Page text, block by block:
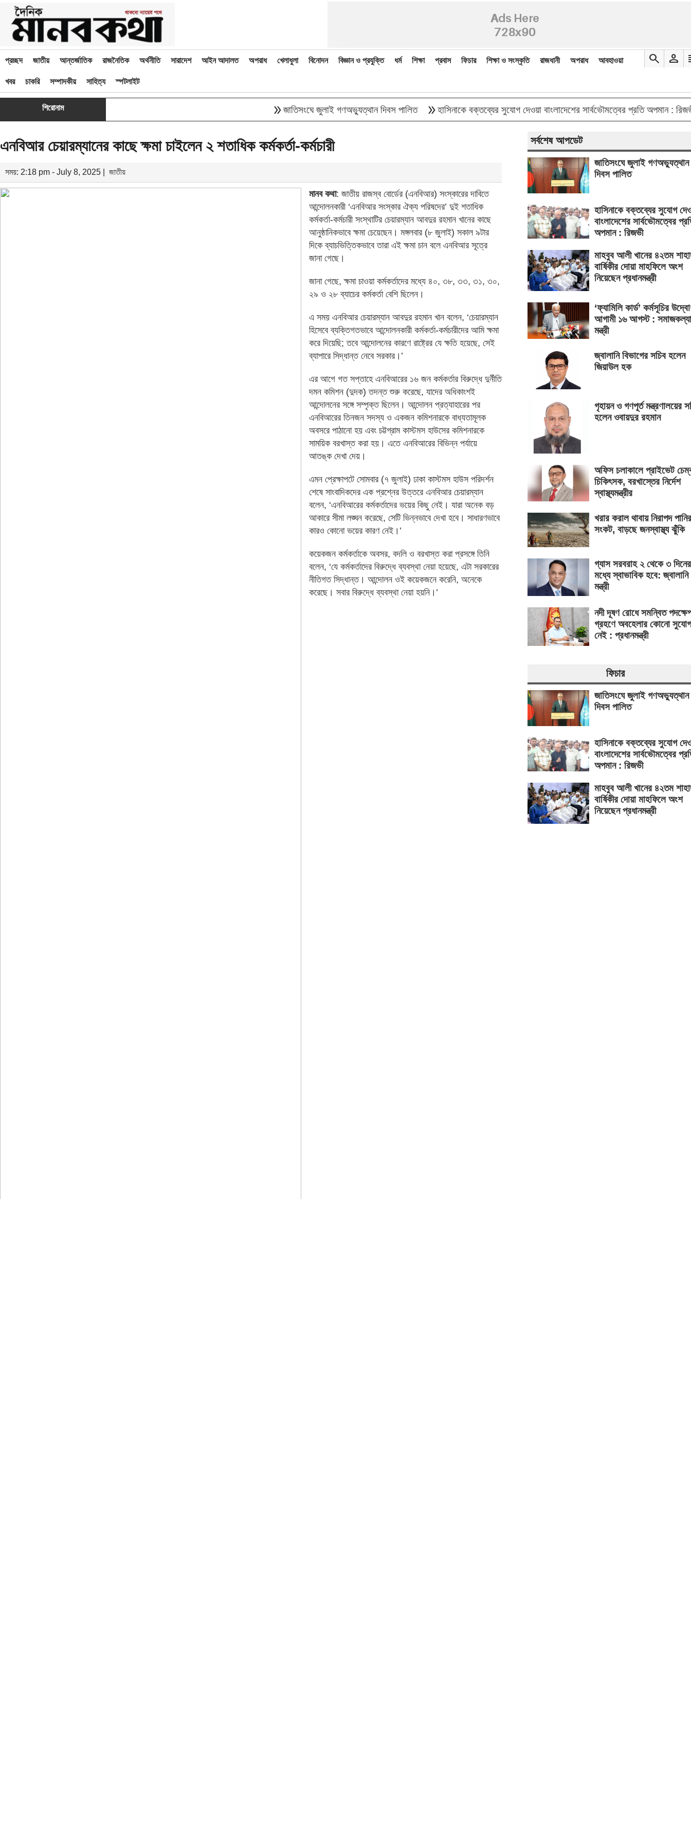
প্রচ্ছদ জাতীয় আন্তর্জাতিক রাজনৈতিক অর্থনীতি সারাদেশ আইন আদালত অপরাধ খেলাধুলা বিনোদন বিজ্ঞান ও প্রযুক্তি ধর্ম শিক্ষা প্রবাস ফিচার শিক্ষা ও সংস্কৃতি রাজধানী অপরাধ আবহাওয়া
খবর চাকরি সম্পাদকীয় সাহিত্য স্পটলাইট
search person
শিরোনাম জাতিসংঘে জুলাই গণঅভ্যুত্থান দিবস পালিত double_arrowহাসিনাকে বক্তব্যের সুযোগ দেওয়া বাংলাদেশের সার্বভৌমত্বের প্রতি অপমান : রিজভী
এনবিআর চেয়ারম্যানের কাছে ক্ষমা চাইলেন ২ শতাধিক কর্মকর্তা-কর্মচারী
সময়: 2:18 pm - July 8, 2025 | জাতীয়
মানব কথা: জাতীয় রাজস্ব বোর্ডের (এনবিআর) সংস্কারের দাবিতে
আন্দোলনকারী ‘এনবিআর সংস্কার ঐক্য পরিষদের’ দুই শতাধিক
কর্মকর্তা-কর্মচারী সংস্থাটির চেয়ারম্যান আবদুর রহমান খানের কাছে
আনুষ্ঠানিকভাবে ক্ষমা চেয়েছেন। মঙ্গলবার (৮ জুলাই) সকাল ৯টার
দিকে ব্যাচভিত্তিকভাবে তারা এই ক্ষমা চান বলে এনবিআর সূত্রে
জানা গেছে।
জানা গেছে, ক্ষমা চাওয়া কর্মকর্তাদের মধ্যে ৪০, ৩৮, ৩৩, ৩১, ৩০,
২৯ ও ২৮ ব্যাচের কর্মকর্তা বেশি ছিলেন।
এ সময় এনবিআর চেয়ারম্যান আবদুর রহমান খান বলেন, ‘চেয়ারম্যান
হিসেবে ব্যক্তিগতভাবে আন্দোলনকারী কর্মকর্তা-কর্মচারীদের আমি ক্ষমা
করে দিয়েছি; তবে আন্দোলনের কারণে রাষ্ট্রের যে ক্ষতি হয়েছে, সেই
ব্যাপারে সিদ্ধান্ত নেবে সরকার।’
এর আগে গত সপ্তাহে এনবিআরের ১৬ জন কর্মকর্তার বিরুদ্ধে দুর্নীতি
দমন কমিশন (দুদক) তদন্ত শুরু করেছে, যাদের অধিকাংশই
আন্দোলনের সঙ্গে সম্পৃক্ত ছিলেন। আন্দোলন প্রত্যাহারের পর
এনবিআরের তিনজন সদস্য ও একজন কমিশনারকে বাধ্যতামূলক
অবসরে পাঠানো হয় এবং চট্টগ্রাম কাস্টমস হাউসের কমিশনারকে
সাময়িক বরখাস্ত করা হয়। এতে এনবিআরের বিভিন্ন পর্যায়ে
আতঙ্ক দেখা দেয়।
এমন প্রেক্ষাপটে সোমবার (৭ জুলাই) ঢাকা কাস্টমস হাউস পরিদর্শন
শেষে সাংবাদিকদের এক প্রশ্নের উত্তরে এনবিআর চেয়ারম্যান
বলেন, ‘এনবিআরের কর্মকর্তাদের ভয়ের কিছু নেই। যারা অনেক বড়
আকারে সীমা লঙ্ঘন করেছে, সেটি ভিন্নভাবে দেখা হবে। সাধারণভাবে
কারও কোনো ভয়ের কারণ নেই।’
কয়েকজন কর্মকর্তাকে অবসর, বদলি ও বরখাস্ত করা প্রসঙ্গে তিনি
বলেন, ‘যে কর্মকর্তাদের বিরুদ্ধে ব্যবস্থা নেয়া হয়েছে, এটা সরকারের
নীতিগত সিদ্ধান্ত। আন্দোলন ওই কয়েকজনে করেনি, অনেকে
করেছে। সবার বিরুদ্ধে ব্যবস্থা নেয়া হয়নি।’
সর্বশেষ আপডেট
জাতিসংঘে জুলাই গণঅভ্যুত্থান
দিবস পালিত
হাসিনাকে বক্তব্যের সুযোগ
বাংলাদেশের সার্বভৌমত্বের
অপমান : রিজভী
মাহবুব আলী খানের ৪২তম
বার্ষিকীর দোয়া মাহফিলে অংশ
নিয়েছেন প্রধানমন্ত্রী
‘ফ্যামিলি কার্ড’ কর্মসূচির
আগামী ১৬ আগস্ট :
মন্ত্রী
জ্বালানি বিভাগের সচিব হলেন
জিয়াউল হক
গৃহায়ন ও গণপূর্ত মন্ত্রণালয়ের
হলেন ওবায়দুর রহমান
অফিস চলাকালে প্রাইভেট
চিকিৎসক, বরখাস্তের নির্দেশ
স্বাস্থ্যমন্ত্রীর
খরার করাল থাবায় নিরাপদ পানির
সংকট, বাড়ছে জনস্বাস্থ্য ঝুঁকি
গ্যাস সরবরাহ ২ থেকে ৩ দিনের
মধ্যে স্বাভাবিক হবে: জ্বালানি
মন্ত্রী
নদী দূষণ রোধে সমন্বিত
গ্রহণে অবহেলার কোনো সুযোগ
নেই : প্রধানমন্ত্রী
ফিচার
জাতিসংঘে জুলাই গণঅভ্যুত্থান
দিবস পালিত
হাসিনাকে বক্তব্যের সুযোগ
বাংলাদেশের সার্বভৌমত্বের
অপমান : রিজভী
মাহবুব আলী খানের ৪২তম
বার্ষিকীর দোয়া মাহফিলে অংশ
নিয়েছেন প্রধানমন্ত্রী